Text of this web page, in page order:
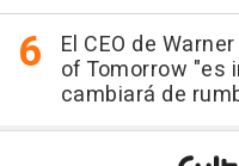
El CEO de
of Tomorrow "es
cambiará de